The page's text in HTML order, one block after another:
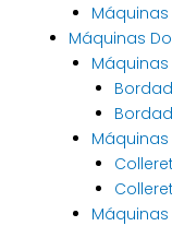
Máquinas